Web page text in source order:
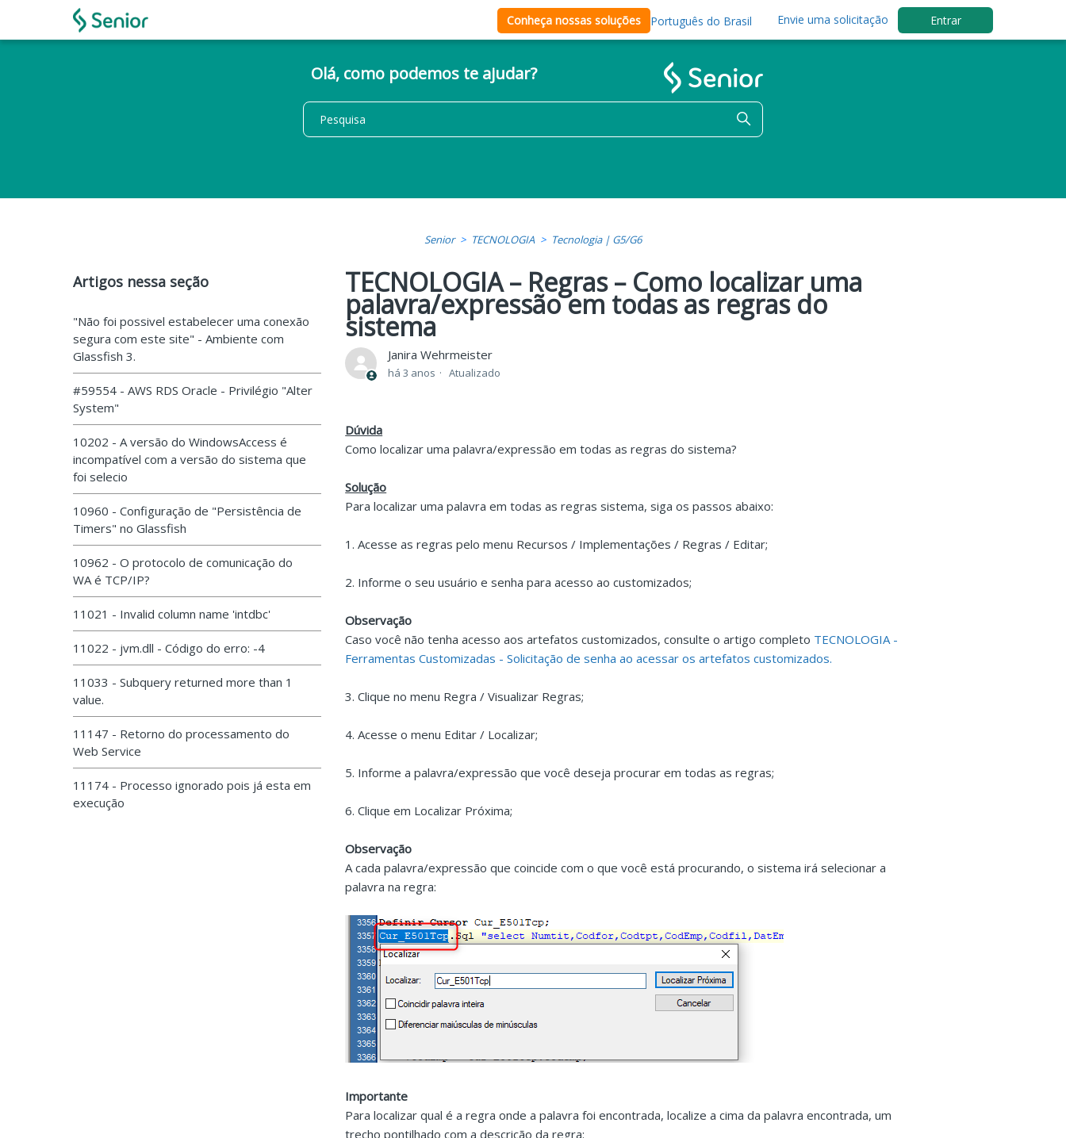
Conheça nossas soluções Português do Brasil Envie uma solicitação Entrar
Olá, como podemos te ajudar?
Senior TECNOLOGIA Tecnologia | G5/G6
Artigos nessa seção
"Não foi possivel estabelecer uma conexão
segura com este site" - Ambiente com
Glassfish 3.
#59554 - AWS RDS Oracle - Privilégio "Alter
System"
10202 - A versão do WindowsAccess é
incompatível com a versão do sistema que
foi selecio
10960 - Configuração de "Persistência de
Timers" no Glassfish
10962 - O protocolo de comunicação do
WA é TCP/IP?
11021 - Invalid column name 'intdbc'
11022 - jvm.dll - Código do erro: -4
11033 - Subquery returned more than 1
value.
11147 - Retorno do processamento do
Web Service
11174 - Processo ignorado pois já esta em
execução
TECNOLOGIA – Regras – Como localizar uma
palavra/expressão em todas as regras do
sistema
Janira Wehrmeister
há 3 anos Atualizado
Dúvida
Como localizar uma palavra/expressão em todas as regras do sistema?
Solução
Para localizar uma palavra em todas as regras sistema, siga os passos abaixo:
1. Acesse as regras pelo menu Recursos / Implementações / Regras / Editar;
2. Informe o seu usuário e senha para acesso ao customizados;
Observação
Caso você não tenha acesso aos artefatos customizados, consulte o artigo completo TECNOLOGIA -
Ferramentas Customizadas - Solicitação de senha ao acessar os artefatos customizados.
3. Clique no menu Regra / Visualizar Regras;
4. Acesse o menu Editar / Localizar;
5. Informe a palavra/expressão que você deseja procurar em todas as regras;
6. Clique em Localizar Próxima;
Observação
A cada palavra/expressão que coincide com o que você está procurando, o sistema irá selecionar a
palavra na regra:
Importante
Para localizar qual é a regra onde a palavra foi encontrada, localize a cima da palavra encontrada, um
trecho pontilhado com a descrição da regra: